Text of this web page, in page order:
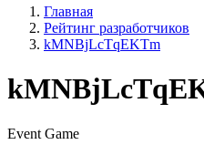
Главная
Рейтинг разработчиков
kMNBjLcTqEKTm
Event Game